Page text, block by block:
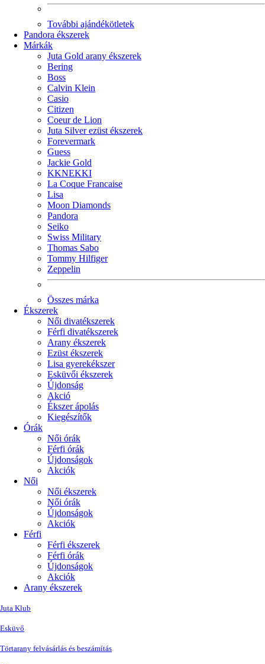
További ajándékötletek
Pandora ékszerek
Márkák
Juta Gold arany ékszerek
Bering
Boss
Calvin Klein
Casio
Citizen
Coeur de Lion
Juta Silver ezüst ékszerek
Forevermark
Guess
Jackie Gold
KKNEKKI
La Coque Francaise
Lisa
Moon Diamonds
Pandora
Seiko
Swiss Military
Thomas Sabo
Tommy Hilfiger
Zeppelin
Összes márka
Ékszerek
Női divatékszerek
Férfi divatékszerek
Arany ékszerek
Ezüst ékszerek
Lisa gyerekékszer
Esküvői ékszerek
Újdonság
Akció
Ékszer ápolás
Kiegészítők
Órák
Női órák
Férfi órák
Újdonságok
Akciók
Női
Női ékszerek
Női órák
Újdonságok
Akciók
Férfi
Férfi ékszerek
Férfi órák
Újdonságok
Akciók
Arany ékszerek
Juta Klub
Esküvő
Törtarany felvásárlás és beszámítás